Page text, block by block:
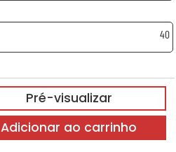
40
Pré-visualizar
Adicionar ao carrinho